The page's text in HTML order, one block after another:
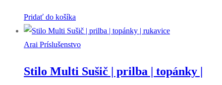
Pridať do košíka
Arai Príslušenstvo
Stilo Multi Sušič | prilba | topánky |